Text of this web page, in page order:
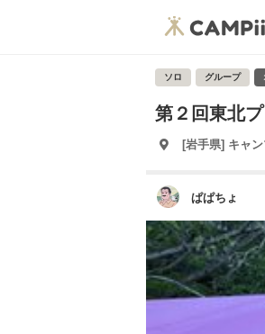
ソロ グループ
第２回東北
[岩手県] キャ
ぱぱちょ